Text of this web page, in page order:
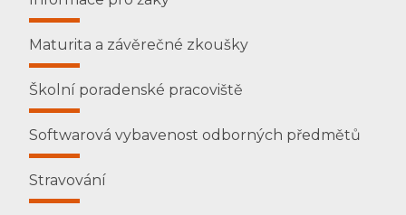
Maturita a závěrečné zkoušky
Školní poradenské pracoviště
Softwarová vybavenost odborných předmětů
Stravování